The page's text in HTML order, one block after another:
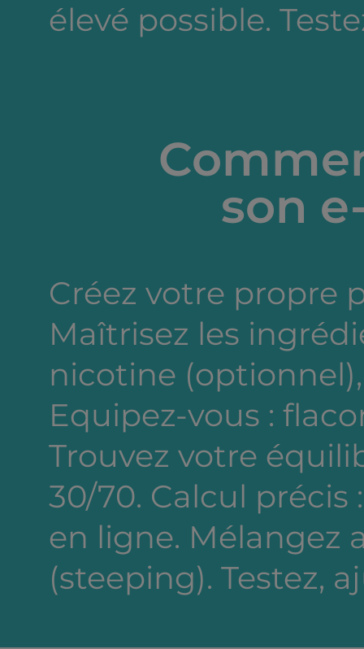
élevé possible.
son
Créez votre propre
Maîtrisez les
nicotine
Equipez-vous :
Trouvez votre
30/70. Calcul
en ligne. Mélangez
(steeping). Testez,